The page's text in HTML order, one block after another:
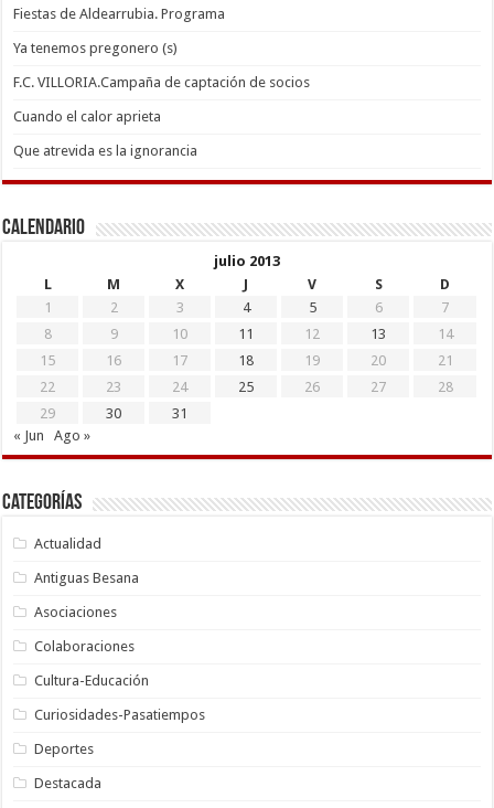
Fiestas de Aldearrubia. Programa
Ya tenemos pregonero (s)
F.C. VILLORIA.Campaña de captación de socios
Cuando el calor aprieta
Que atrevida es la ignorancia
Calendario
julio 2013
L
M X J V S
D
1
2 3 4 5 6
7
8
9 10 11 12 13
14
15
16 17 18 19 20
21
22
23 24 25 26 27
28
29
30
31
« Jun
Ago »
Categorías
Actualidad
Antiguas Besana
Asociaciones
Colaboraciones
Cultura-Educación
Curiosidades-Pasatiempos
Deportes
Destacada